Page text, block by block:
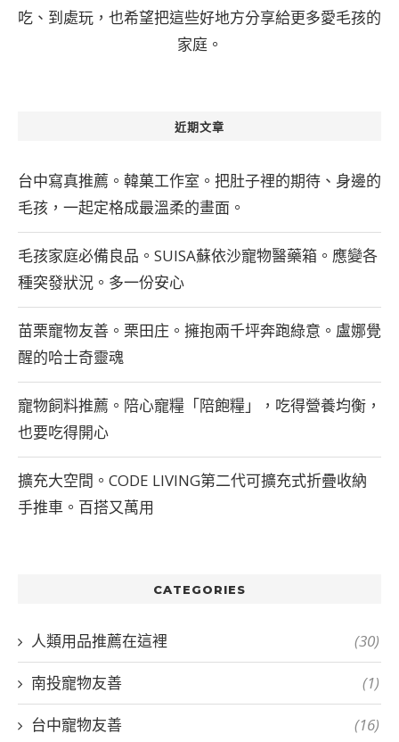
吃、到處玩，也希望把這些好地方分享給更多愛毛孩的
家庭。
近期文章
台中寫真推薦。韓菓工作室。把肚子裡的期待、身邊的
毛孩，一起定格成最溫柔的畫面。
毛孩家庭必備良品。SUISA蘇依沙寵物醫藥箱。應變各
種突發狀況。多一份安心
苗栗寵物友善。栗田庄。擁抱兩千坪奔跑綠意。盧娜覺
醒的哈士奇靈魂
寵物飼料推薦。陪心寵糧「陪飽糧」，吃得營養均衡，
也要吃得開心
擴充大空間。CODE LIVING第二代可擴充式折疊收納
手推車。百搭又萬用
CATEGORIES
人類用品推薦在這裡 (30)
南投寵物友善 (1)
台中寵物友善 (16)